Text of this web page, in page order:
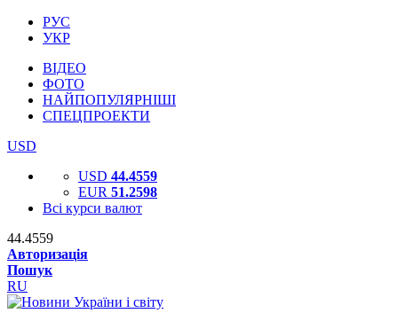
РУС
УКР
ВІДЕО
ФОТО
НАЙПОПУЛЯРНІШІ
СПЕЦПРОЕКТИ
USD
USD 44.4559
EUR 51.2598
Всі курси валют
44.4559
Авторизація
Пошук
RU